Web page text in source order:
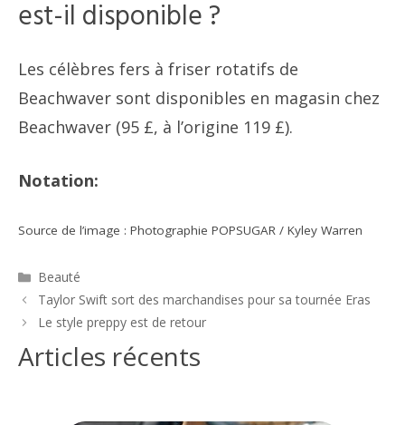
est-il disponible ?
Les célèbres fers à friser rotatifs de
Beachwaver sont disponibles en magasin chez
Beachwaver (95 £, à l’origine 119 £).
Notation:
Source de l’image : Photographie POPSUGAR / Kyley Warren
Catégories
Beauté
Navigation
des
Taylor Swift sort des marchandises pour sa tournée Eras
Le style preppy est de retour
Articles récents